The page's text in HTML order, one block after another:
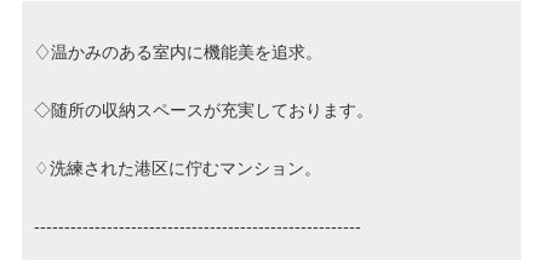
♢温かみのある室内に機能美を追求。
◇随所の収納スペースが充実しております。
♢洗練された港区に佇むマンション。
------------------------------------------------------